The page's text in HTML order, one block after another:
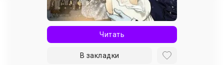
Читать
В закладки